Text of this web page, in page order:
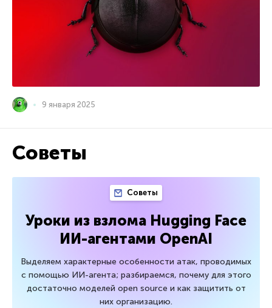
9 января 2025
Советы
Советы
Уроки из взлома Hugging Face
ИИ-агентами OpenAI
Выделяем характерные особенности атак, проводимых
с помощью ИИ-агента; разбираемся, почему для этого
достаточно моделей open source и как защитить от
них организацию.